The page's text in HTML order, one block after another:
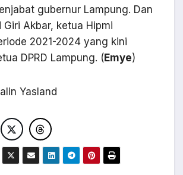
gubernur Lampung. Dan
Giri Akbar, ketua Hipmi
2021-2024 yang kini
DPRD Lampung. (Emye)
Yasland